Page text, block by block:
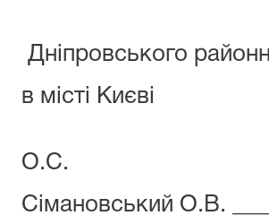
Дніпровського
в
О.С.